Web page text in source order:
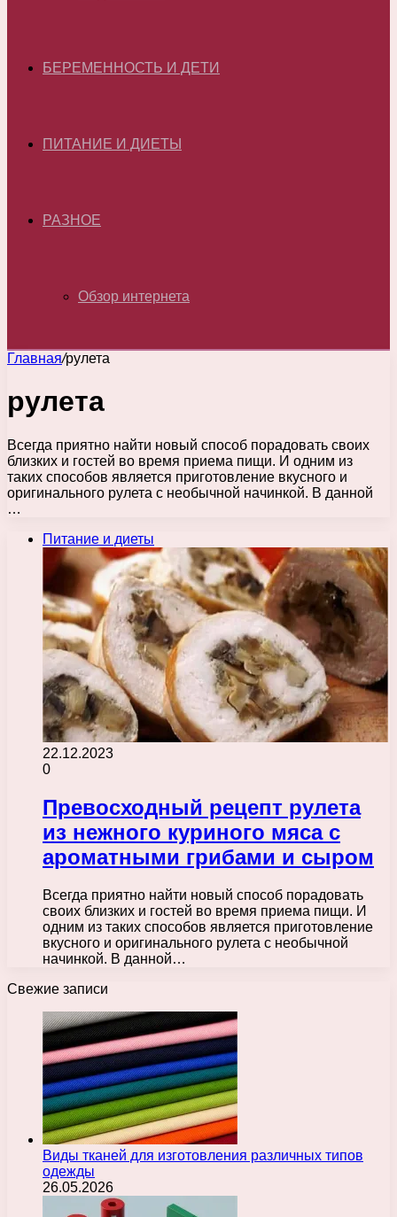
БЕРЕМЕННОСТЬ И ДЕТИ
ПИТАНИЕ И ДИЕТЫ
РАЗНОЕ
Обзор интернета
Главная/рулета
рулета
Всегда приятно найти новый способ порадовать своих
близких и гостей во время приема пищи. И одним из
таких способов является приготовление вкусного и
оригинального рулета с необычной начинкой. В данной
…
Питание и диеты
22.12.2023
0
Превосходный рецепт рулета
из нежного куриного мяса с
ароматными грибами и сыром
Всегда приятно найти новый способ порадовать
своих близких и гостей во время приема пищи. И
одним из таких способов является приготовление
вкусного и оригинального рулета с необычной
начинкой. В данной…
Свежие записи
Виды тканей для изготовления различных типов
одежды
26.05.2026